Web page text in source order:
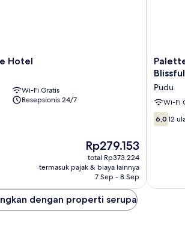
Hotel
Wi-Fi Gratis
Resepsionis 24/7
Harga
sekarang
Rp279.153
Rp279.153
total Rp373.224
termasuk pajak & biaya lainnya
7 Sep - 8 Sep
Palette
KL
near
Pudu
LRT
formerly
Pudu
Wi-Fi
6.0
dari
6,0 12
dengan properti serupa